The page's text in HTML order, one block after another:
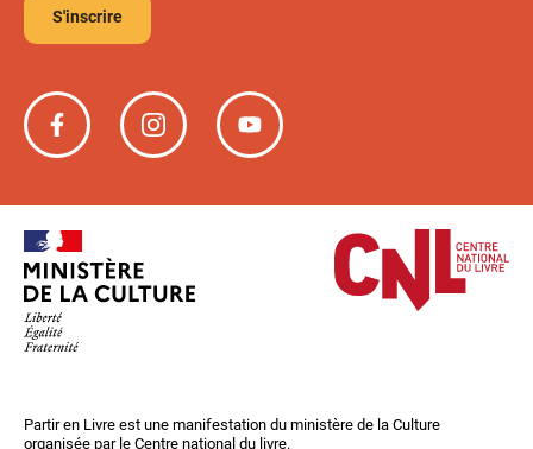
S'inscrire
Partir
en
sur
Facebook
Partir
en
sur
Partir
en
sur
Partir en Livre est une manifestation du ministère de la Culture
organisée par le Centre national du livre.